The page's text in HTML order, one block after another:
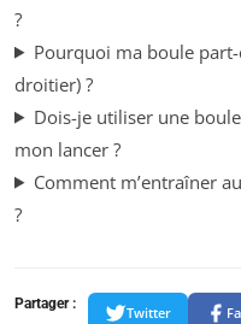
?
Pourquoi ma boule
droitier) ?
Dois-je utiliser une
mon lancer ?
Comment m’entraîner
?
Partager :
Twitter